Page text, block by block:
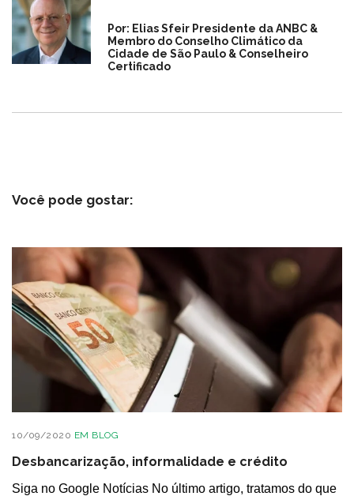
Por: Elias Sfeir Presidente da ANBC &
Membro do Conselho Climático da
Cidade de São Paulo & Conselheiro
Certificado
Você pode gostar:
10/09/2020 EM BLOG
Desbancarização, informalidade e crédito
Siga no Google Notícias No último artigo, tratamos do que